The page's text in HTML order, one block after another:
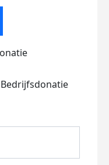
Bedrijfsdonatie